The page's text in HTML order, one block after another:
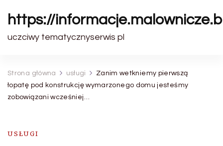
https://
uczciwy tematycznyserwis pl
Strona główna usługi
Zanim wetkniemy pierwszą
łopatę pod konstrukcję wymarzonego domu jesteśmy
zobowiązani wcześniej…
USŁUGI